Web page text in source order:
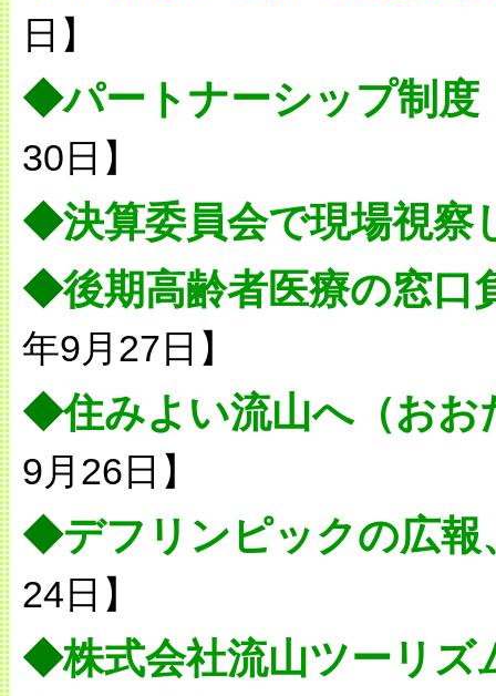
日】
◆パートナーシップ制
30日】
◆決算委員会で現場視察
◆後期高齢者医療の窓口
年9月27日】
◆住みよい流山へ（お
9月26日】
◆デフリンピックの広
24日】
◆株式会社流山ツーリズ